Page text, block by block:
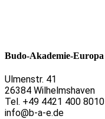
Budo-Akademie-Europa
Ulmenstr. 41
26384 Wilhelmshaven
Tel. +49 4421 400 8010
info@b-a-e.de